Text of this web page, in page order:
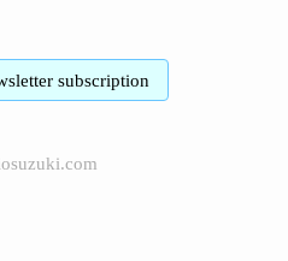
subscription